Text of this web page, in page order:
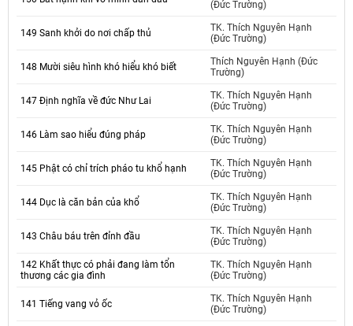
(Đức Trường)
149 Sanh khởi do nơi chấp thủ
TK. Thích Nguyên Hạnh
(Đức Trường)
148 Mười siêu hình khó hiểu khó biết
Thích Nguyên Hạnh (Đức
Trường)
147 Định nghĩa về đức Như Lai
TK. Thích Nguyên Hạnh
(Đức Trường)
146 Làm sao hiểu đúng pháp
TK. Thích Nguyên Hạnh
(Đức Trường)
145 Phật có chỉ trích pháo tu khổ hạnh
TK. Thích Nguyên Hạnh
(Đức Trường)
144 Dục là căn bản của khổ
TK. Thích Nguyên Hạnh
(Đức Trường)
143 Châu báu trên đỉnh đầu
TK. Thích Nguyên Hạnh
(Đức Trường)
142 Khất thực có phải đang làm tổn
thương các gia đình
TK. Thích Nguyên Hạnh
(Đức Trường)
141 Tiếng vang vỏ ốc
TK. Thích Nguyên Hạnh
(Đức Trường)